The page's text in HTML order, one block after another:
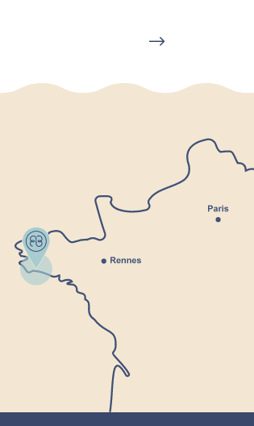
D'UN PORT À